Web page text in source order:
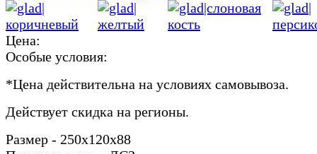
Цена:
Особые условия:
*Цена действительна на условиях самовывоза.
Действует скидка на регионы.
Размер - 250х120х88